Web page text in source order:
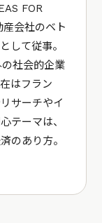
FOR
会社のベト
して従事。
社会的企業
はフラン
サーチやイ
テーマは、
のあり方。